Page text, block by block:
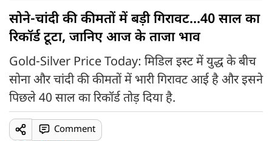
सोने-चांदी की कीमतों में बड़ी गिरावट...40 साल का
रिकॉर्ड टूटा, जानिए आज के ताजा भाव
Gold-Silver Price Today: मिडिल इस्ट में युद्ध के बीच
सोना और चांदी की कीमतों में भारी गिरावट आई है और इसने
पिछले 40 साल का रिकॉर्ड तोड़ दिया है.
Comment